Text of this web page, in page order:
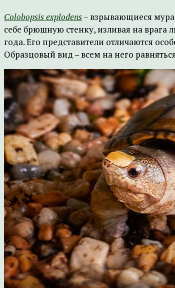
Colobopsis explodens– взрывающиеся
себе брюшную стенку, изливая на
года. Его представители отличаются
Образцовый вид – всем на него